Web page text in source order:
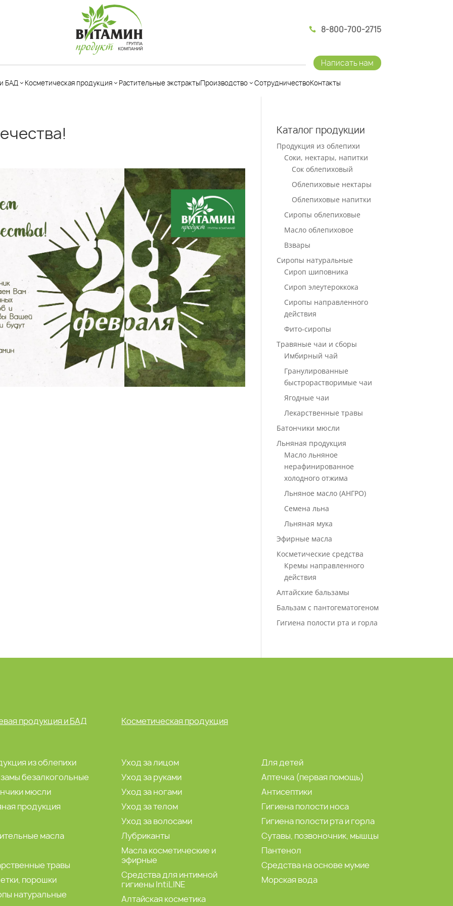
 8-800-700-2715
Написать нам
БАД
Чаи
травы
Сиропы
Косметическая продукция
Уход за
волосами
Пантенол
Средства
для
интимной
гигиены
IntiLINE
Лубриканты
Морская вода
Гигиена
полости носа
Гигиена
полости рта и
горла
Сутавы,
позвоночник,
мышцы
Масла
косметические
и эфирные
Средства на
основе мумиё
Растительные экстрактыПроизводство СотрудничествоКонтакты
Каталог продукции
Продукция из облепихи
Соки, нектары, напитки
Сок облепиховый
Облепиховые нектары
Облепиховые напитки
Сиропы облепиховые
Масло облепиховое
Взвары
Сиропы натуральные
Сироп шиповника
Сироп элеутероккока
Сиропы направленного
действия
Фито-сиропы
Травяные чаи и сборы
Имбирный чай
Гранулированные
быстрорастворимые чаи
Ягодные чаи
Лекарственные травы
Батончики мюсли
Льняная продукция
Масло льняное
нерафинированное
холодного отжима
Льняное масло (АНГРО)
Семена льна
Льняная мука
Эфирные масла
Косметические средства
Кремы направленного
действия
Алтайские бальзамы
Бальзам с пантогематогеном
Гигиена полости рта и горла
продукция и БАД Косметическая продукция
из облепихи
безалкогольные
мюсли
продукция
масла
травы
порошки
натуральные
Уход за лицом
Уход за руками
Уход за ногами
Уход за телом
Уход за волосами
Лубриканты
Масла косметические и
эфирные
Средства для интимной
гигиены IntiLINE
Алтайская косметика
Для детей
Аптечка (первая помощь)
Антисептики
Гигиена полости носа
Гигиена полости рта и горла
Сутавы, позвоночник, мышцы
Пантенол
Средства на основе мумие
Морская вода